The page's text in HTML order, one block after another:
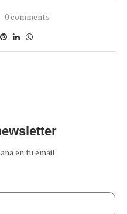
0 comments
en tu email